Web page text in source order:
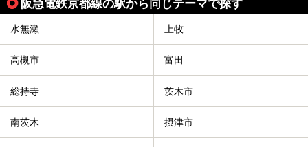
阪急電鉄京都線の駅から同じテーマで探す
水無瀬 上牧
高槻市 富田
総持寺 茨木市
南茨木 摂津市